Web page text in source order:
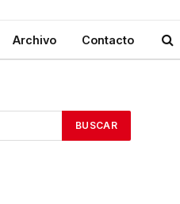
Archivo Contacto